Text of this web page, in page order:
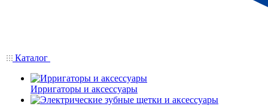
Каталог
Ирригаторы и аксессуары